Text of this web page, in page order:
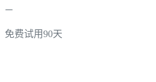
免费试用90天